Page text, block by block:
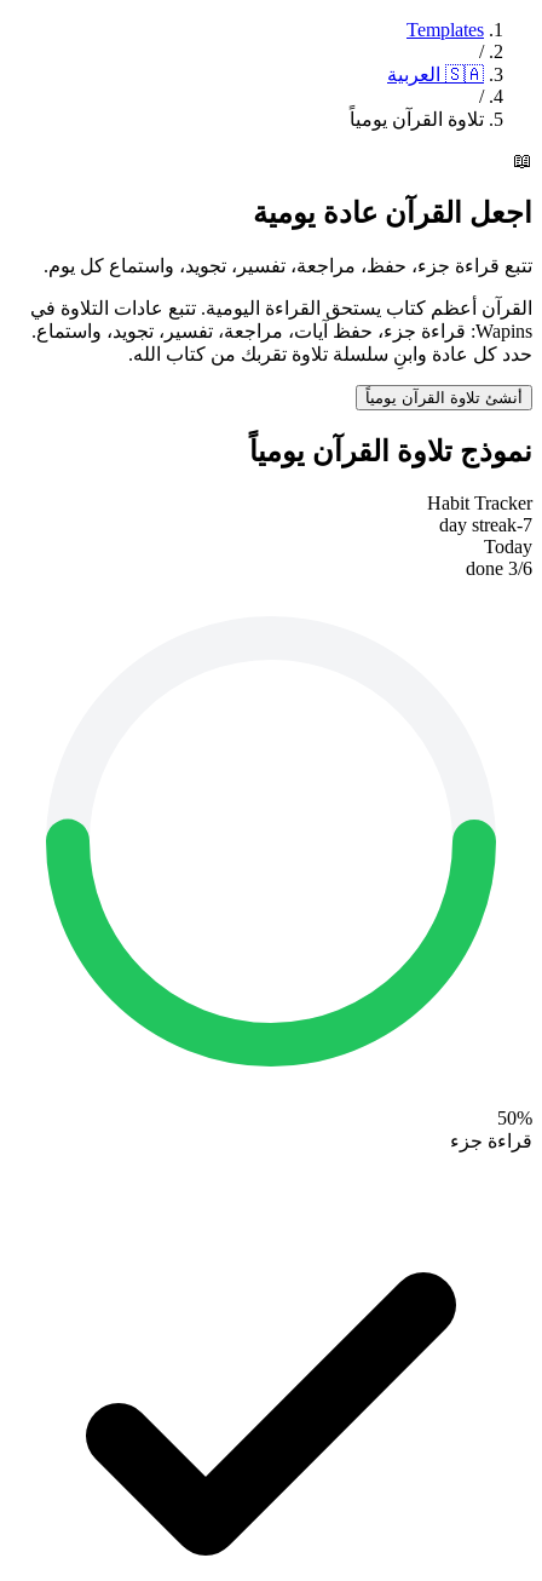
Templates
/
🇸🇦 العربية
/
تلاوة القرآن يومياً
📖
اجعل القرآن عادة يومية
تتبع قراءة جزء، حفظ، مراجعة، تفسير، تجويد، واستماع كل يوم.
القرآن أعظم كتاب يستحق القراءة اليومية. تتبع عادات التلاوة في
Wapins: قراءة جزء، حفظ آيات، مراجعة، تفسير، تجويد، واستماع.
حدد كل عادة وابنِ سلسلة تلاوة تقربك من كتاب الله.
أنشئ تلاوة القرآن يومياً
نموذج تلاوة القرآن يومياً
Habit Tracker
7-day streak
Today
3/6
50%
قراءة جزء